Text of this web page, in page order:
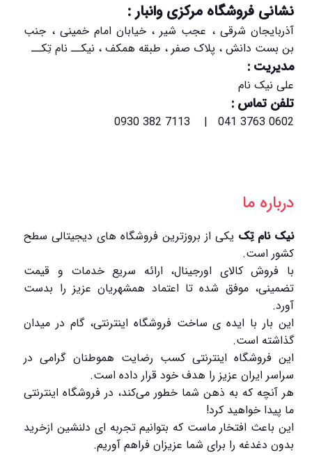
نشانی فروشگاه مرکزی وانبار :
آذربایجان شرقی ، عجب شیر ، خیابان امام خمینی ، جنب
بن بست دانش ، پلاک صفر ، طبقه همکف ، نیکــ نام تِکــ
مدیریت :
علی نیک نام
تلفن تماس :
0602 3763 041 | 7113 382 0930
درباره ما
نیک نام تِک یکی از بروزترین فروشگاه های دیجیتالی سطح
کشور است.
با فروش کالای اورجینال، ارائه سریع خدمات و قیمت
تضمینی، موفق شده تا اعتماد همشهریان عزیز را بدست
آورد.
این بار با ایده ی ساخت فروشگاه اینترنتی، گام در میدان
گذاشته است.
این فروشگاه اینترنتی کسب رضایت هموطنان گرامی در
سراسر ایران عزیز را هدف خود قرار داده است.
هر آنچه که به ذهن شما خطور می‌کند، در فروشگاه اینترنتی
ما پیدا خواهید کرد!
این باعث افتخار ماست که بتوانیم تجربه ای دلنشین ازخرید
بدون دغدغه را برای شما عزیزان فراهم آوریم.